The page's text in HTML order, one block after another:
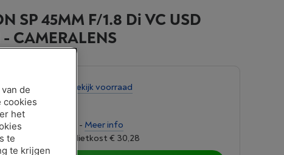
SP 45MM F/1.8 Di VC USD
CAMERALENS
3 weken Bekijk voorraad
van € 34,96 - Meer info
6,24%, Kredietkost € 30,28
de
cookies
het
te
te krijgen